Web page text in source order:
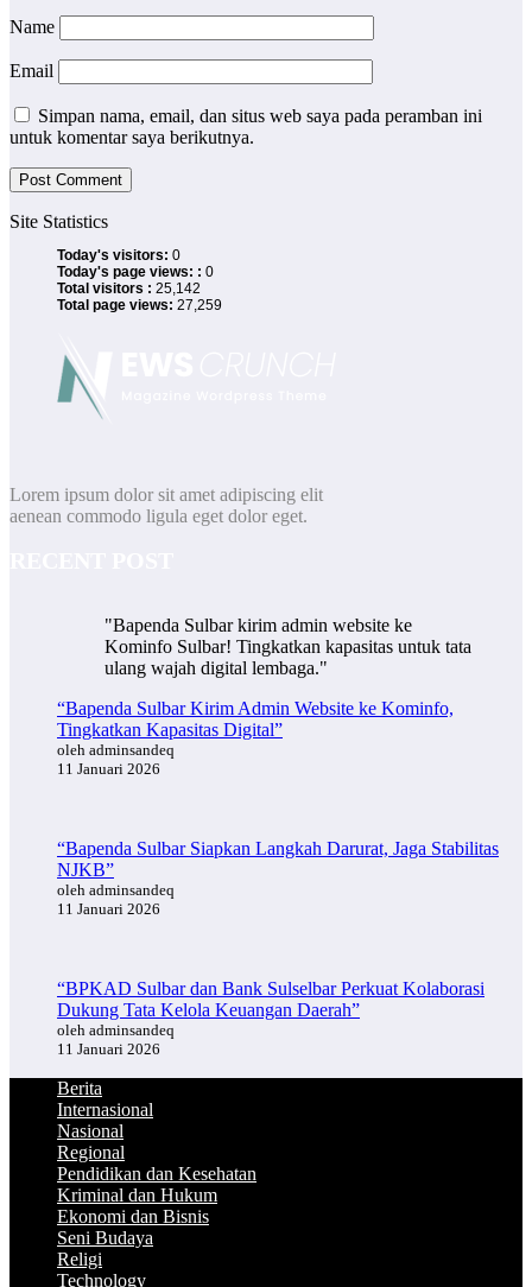
Name
Email
Simpan nama, email, dan situs web saya pada peramban ini
untuk komentar saya berikutnya.
Site Statistics
Today's visitors: 0
Today's page views: : 0
Total visitors : 25,142
Total page views: 27,259
Lorem ipsum dolor sit amet adipiscing elit
aenean commodo ligula eget dolor eget.
"Bapenda Sulbar kirim admin website ke
Kominfo Sulbar! Tingkatkan kapasitas untuk tata
ulang wajah digital lembaga."
“Bapenda Sulbar Kirim Admin Website ke Kominfo,
Tingkatkan Kapasitas Digital”
oleh adminsandeq
11 Januari 2026
“Bapenda Sulbar Siapkan Langkah Darurat, Jaga Stabilitas
NJKB”
oleh adminsandeq
11 Januari 2026
“BPKAD Sulbar dan Bank Sulselbar Perkuat Kolaborasi
Dukung Tata Kelola Keuangan Daerah”
oleh adminsandeq
11 Januari 2026
Berita
Internasional
Nasional
Regional
Pendidikan dan Kesehatan
Kriminal dan Hukum
Ekonomi dan Bisnis
Seni Budaya
Religi
Technology